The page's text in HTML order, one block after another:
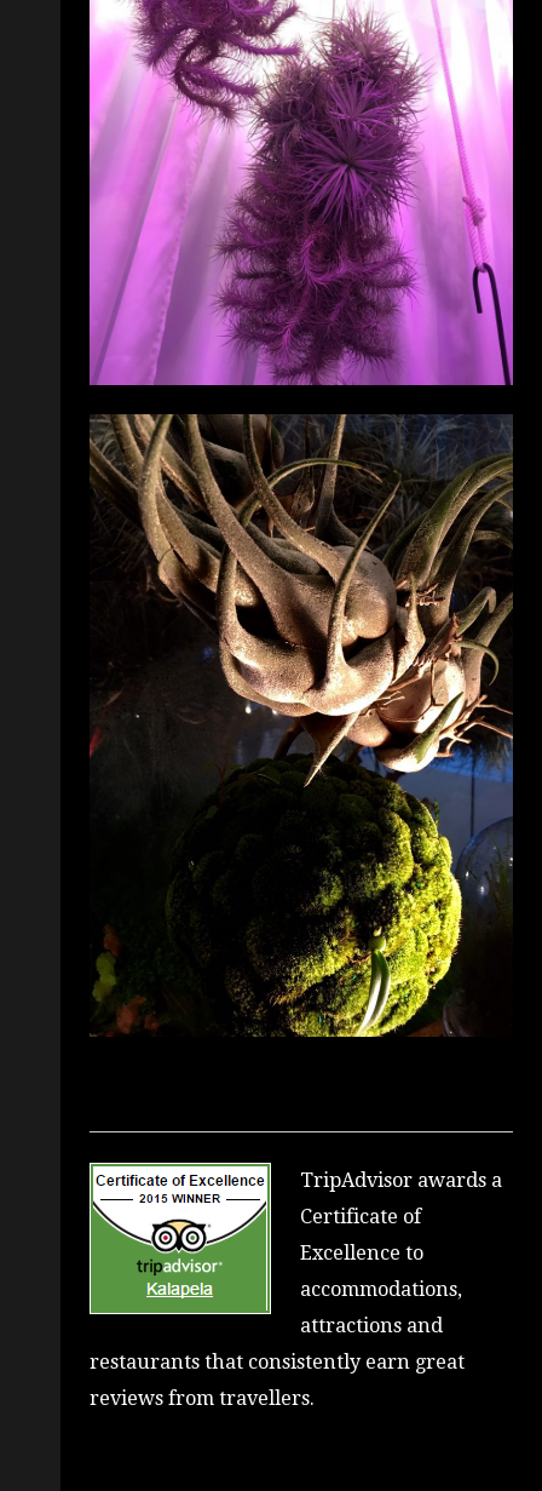
TripAdvisor awards a
Certificate of
Excellence to
accommodations,
attractions and
restaurants that consistently earn great
reviews from travellers.